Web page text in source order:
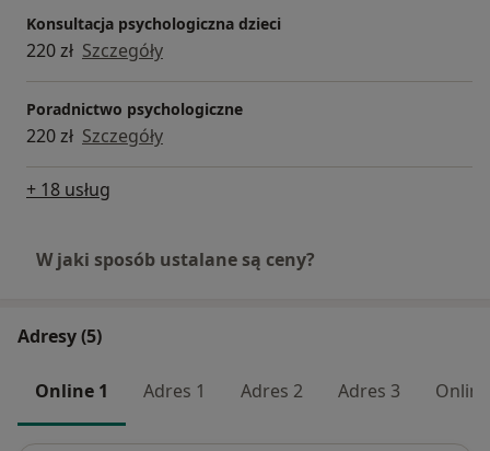
Konsultacja psychologiczna dzieci
220 zł Szczegóły
Poradnictwo psychologiczne
220 zł Szczegóły
+ 18 usług
W jaki sposób ustalane są ceny?
Adresy (5)
Online 1 Adres 1 Adres 2 Adres 3